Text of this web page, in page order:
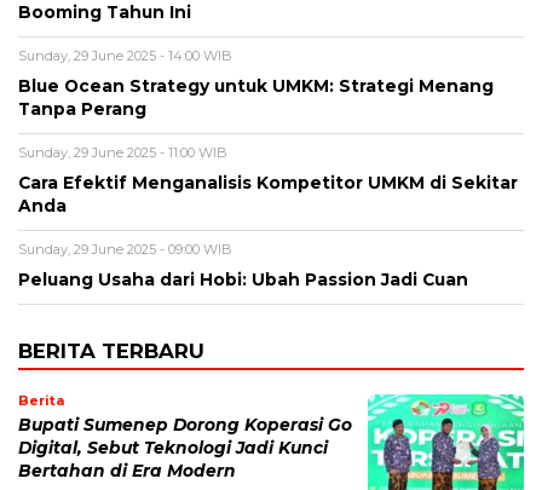
Booming Tahun Ini
Sunday, 29 June 2025 - 14:00 WIB
Blue Ocean Strategy untuk UMKM: Strategi Menang
Tanpa Perang
Sunday, 29 June 2025 - 11:00 WIB
Cara Efektif Menganalisis Kompetitor UMKM di Sekitar
Anda
Sunday, 29 June 2025 - 09:00 WIB
Peluang Usaha dari Hobi: Ubah Passion Jadi Cuan
BERITA TERBARU
Berita
Bupati Sumenep Dorong Koperasi Go
Digital, Sebut Teknologi Jadi Kunci
Bertahan di Era Modern